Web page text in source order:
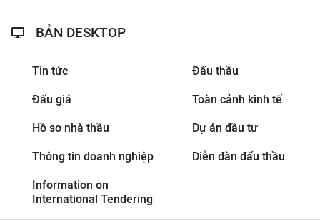
BẢN DESKTOP
Tin tức Đấu thầu
Đấu giá Toàn cảnh kinh tế
Hồ sơ nhà thầu Dự án đầu tư
Thông tin doanh nghiệp Diễn đàn đấu thầu
Information on
International Tendering